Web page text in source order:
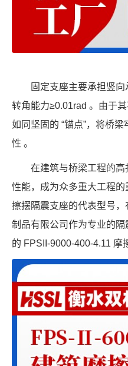
固定支座主要承担竖
转角能力≥0.01rad 。由于
如同坚固的 “锚点”，将桥
性 。
在建筑与桥梁工程的
性能，成为众多重大工程
擦摆隔震支座的代表型号
制品有限公司作为专业的
的 FPSII-9000-400-4.11